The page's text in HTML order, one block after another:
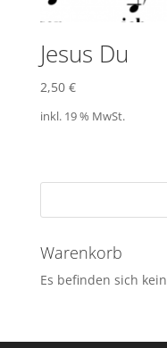
Jesus Du
2,50 €
inkl. 19 % MwSt.
Warenkorb
Es befinden sich